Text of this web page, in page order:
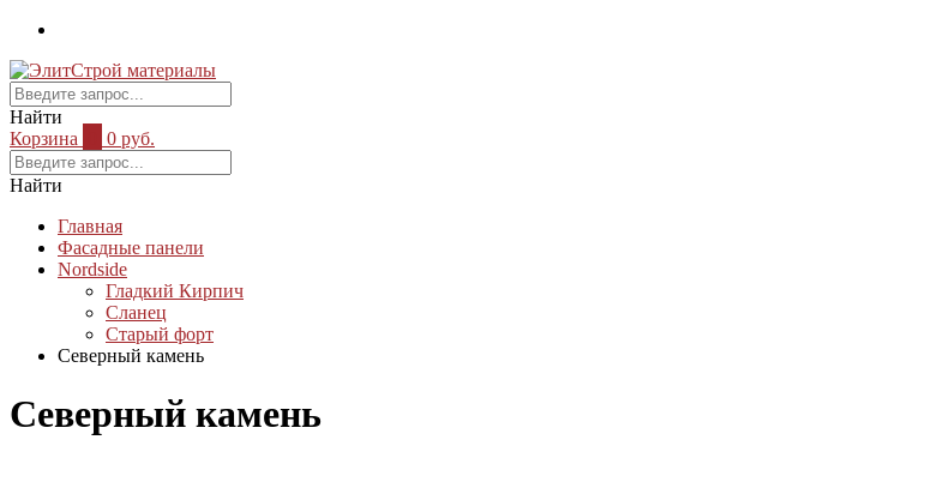
Найти
Корзина
0 руб.
Найти
Главная
Фасадные панели
Nordside
Гладкий Кирпич
Сланец
Старый форт
Северный камень
Северный камень